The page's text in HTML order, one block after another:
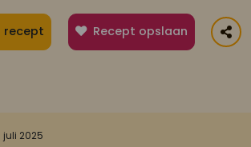
recept Recept opslaan
juli 2025